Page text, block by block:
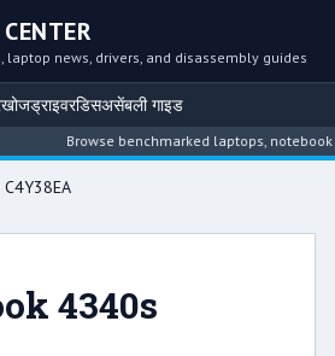
laptop news, drivers, and disassembly guides
खोजड्राइवरडिसअसेंबली गाइड
Browse benchmarked laptops, notebook
4340s